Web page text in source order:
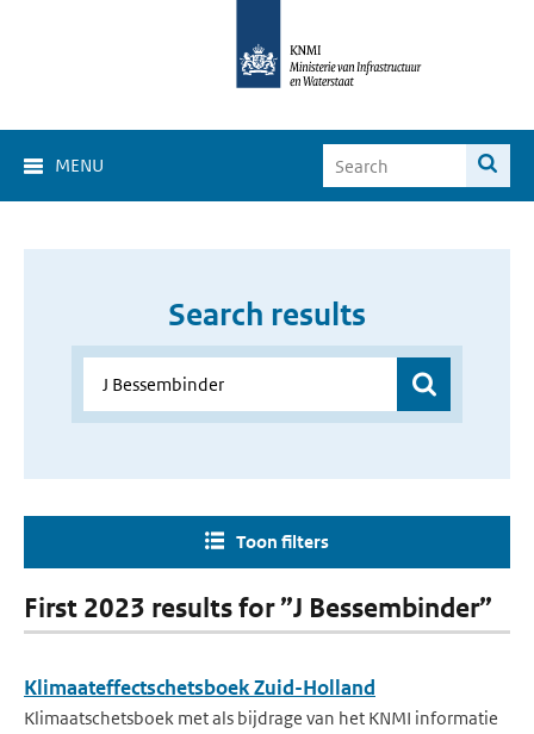
MENU
Search results
Toon filters
First 2023 results for ”J Bessembinder”
Klimaateffectschetsboek Zuid-Holland
Klimaatschetsboek met als bijdrage van het KNMI informatie